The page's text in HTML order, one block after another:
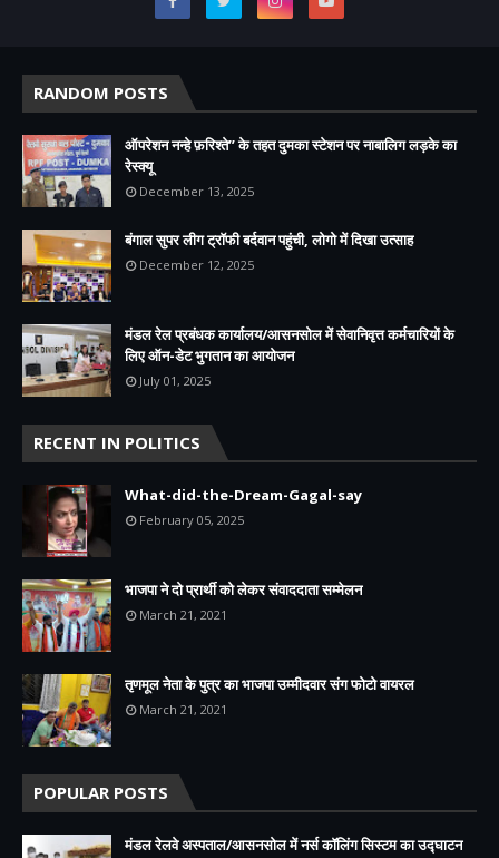
RANDOM POSTS
ऑपरेशन नन्हे फ़रिश्ते” के तहत दुमका स्टेशन पर नाबालिग लड़के का
रेस्क्यू
December 13, 2025
बंगाल सुपर लीग ट्रॉफी बर्दवान पहुंची, लोगो में दिखा उत्साह
December 12, 2025
मंडल रेल प्रबंधक कार्यालय/आसनसोल में सेवानिवृत्त कर्मचारियों के
लिए ऑन-डेट भुगतान का आयोजन
July 01, 2025
RECENT IN POLITICS
What-did-the-Dream-Gagal-say
February 05, 2025
भाजपा ने दो प्रार्थी को लेकर संवाददाता सम्मेलन
March 21, 2021
तृणमूल नेता के पुत्र का भाजपा उम्मीदवार संग फोटो वायरल
March 21, 2021
POPULAR POSTS
मंडल रेलवे अस्पताल/आसनसोल में नर्स कॉलिंग सिस्टम का उद्घाटन